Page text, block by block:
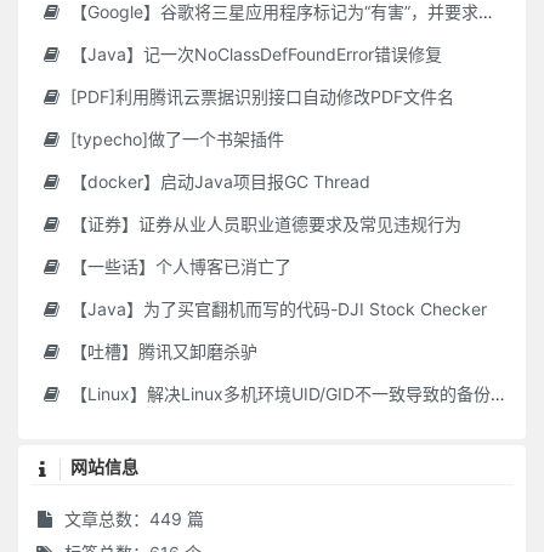
【Google】谷歌将三星应用程序标记为“有害”，并要求用户删除它们
【Java】记一次NoClassDefFoundError错误修复
[PDF]利用腾讯云票据识别接口自动修改PDF文件名
[typecho]做了一个书架插件
【docker】启动Java项目报GC Thread
【证券】证券从业人员职业道德要求及常见违规行为
【一些话】个人博客已消亡了
【Java】为了买官翻机而写的代码-DJI Stock Checker
【吐槽】腾讯又卸磨杀驴
【Linux】解决Linux多机环境UID/GID不一致导致的备份权限问题
网站信息
文章总数：449 篇